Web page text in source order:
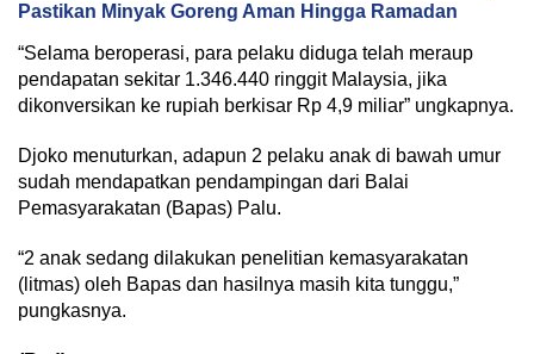
Pastikan Minyak Goreng Aman Hingga Ramadan
“Selama beroperasi, para pelaku diduga telah meraup
pendapatan sekitar 1.346.440 ringgit Malaysia, jika
dikonversikan ke rupiah berkisar Rp 4,9 miliar” ungkapnya.
Djoko menuturkan, adapun 2 pelaku anak di bawah umur
sudah mendapatkan pendampingan dari Balai
Pemasyarakatan (Bapas) Palu.
“2 anak sedang dilakukan penelitian kemasyarakatan
(litmas) oleh Bapas dan hasilnya masih kita tunggu,”
pungkasnya.